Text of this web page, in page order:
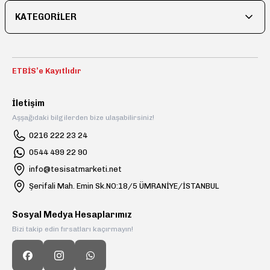
KATEGORİLER
ETBİS’e Kayıtlıdır
İletişim
Aşşağıdaki bilgilerden bize ulaşabilirsiniz!
0216 222 23 24
0544 499 22 90
info@tesisatmarketi.net
Şerifali Mah. Emin Sk.NO:18/5 ÜMRANİYE/İSTANBUL
Sosyal Medya Hesaplarımız
Bizi takip edin fırsatları kaçırmayın!